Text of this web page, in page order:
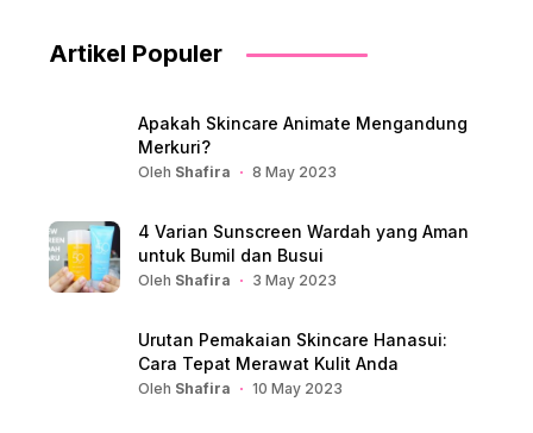
Artikel Populer
Apakah Skincare Animate Mengandung
Merkuri?
Oleh Shafira 8 May 2023
4 Varian Sunscreen Wardah yang Aman
untuk Bumil dan Busui
Oleh Shafira 3 May 2023
Urutan Pemakaian Skincare Hanasui:
Cara Tepat Merawat Kulit Anda
Oleh Shafira 10 May 2023